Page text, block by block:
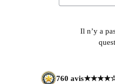
Il n’y a
760 avis★★★★☆